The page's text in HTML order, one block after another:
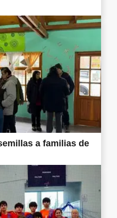
a familias de